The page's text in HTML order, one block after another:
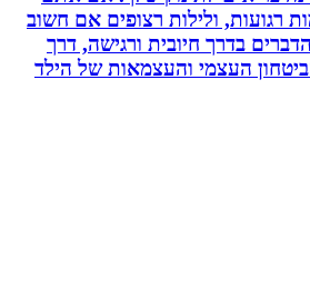
ולילות רצופים אם חשוב
בדרך חיובית ורגישה, דרך
העצמי והעצמאות של הילד